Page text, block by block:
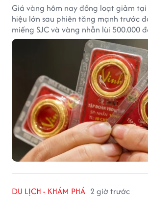
Giá vàng hôm nay đồng loạt giảm
hiệu lớn sau phiên tăng mạnh trước
miếng SJC và vàng nhẫn lùi 500.000
trường vẫn duy trì mặt bằng giá cao,
lệch đáng kể giữa các doanh nghiệp.
DU LỊCH - KHÁM PHÁ 2 giờ trước